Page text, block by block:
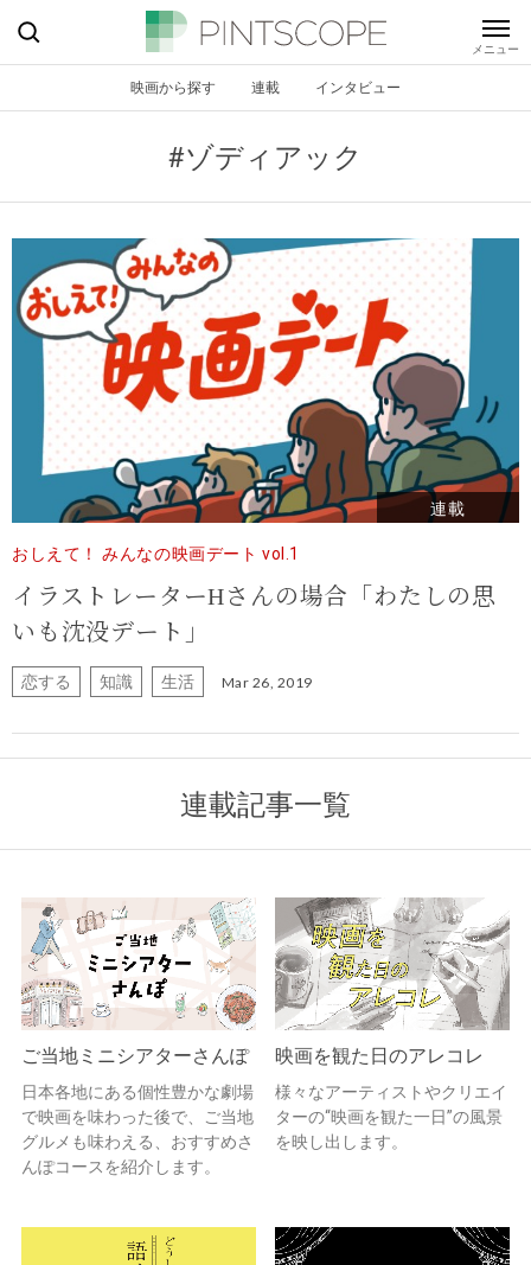
映画から探す 連載 インタビュー
#ゾディアック
連載
おしえて！ みんなの映画デート vol.1
イラストレーターHさんの場合「わたしの思
いも沈没デート」
恋する 知識 生活 Mar 26, 2019
連載記事一覧
ご当地ミニシアターさんぽ
日本各地にある個性豊かな劇場
で映画を味わった後で、ご当地
グルメも味わえる、おすすめさ
んぽコースを紹介します。
映画を観た日のアレコレ
様々なアーティストやクリエイ
ターの“映画を観た一日”の風景
を映し出します。